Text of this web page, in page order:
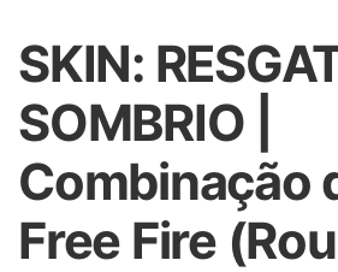
SKIN:
SOMBRIO |
Combinação
Free Fire